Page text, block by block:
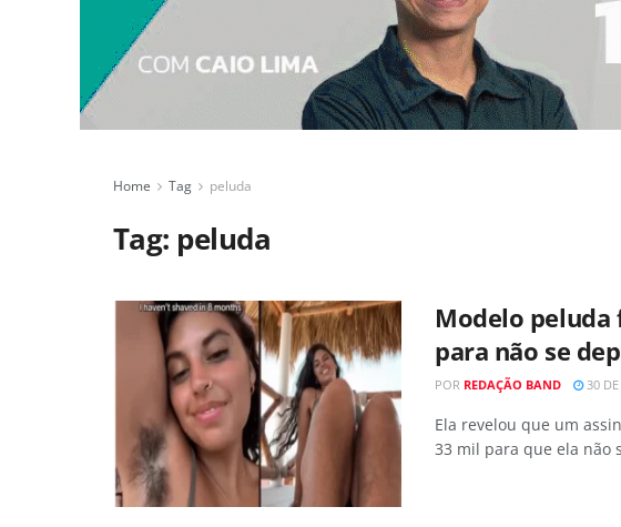
Home Tag peluda
Tag: peluda
Modelo peluda
para não se
POR REDAÇÃO BAND 30 DE
Ela revelou que um
33 mil para que ela não